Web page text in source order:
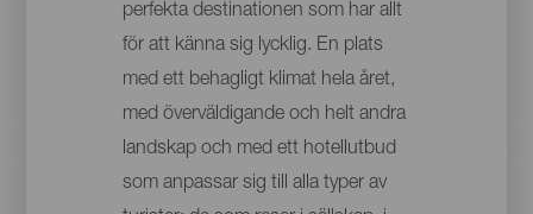
perfekta destinationen som har allt
för att känna sig lycklig. En plats
med ett behagligt klimat hela året,
med överväldigande och helt andra
landskap och med ett hotellutbud
som anpassar sig till alla typer av